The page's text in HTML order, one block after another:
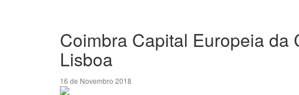
Coimbra Capital Europeia da
Lisboa
16 de Novembro 2018